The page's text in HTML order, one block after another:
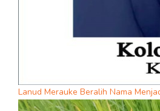
Lanud Merauke Beralih Nama